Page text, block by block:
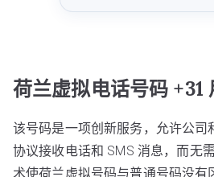
荷兰虚拟电话号码 +31
该号码是一项创新服务，允许公司
协议接收电话和 SMS 消息，而无
术使荷兰虚拟号码与普通号码没有